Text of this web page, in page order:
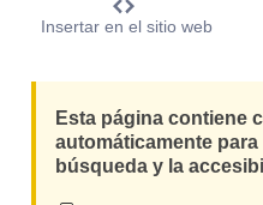
Insertar en el sitio web
Esta página contiene
automáticamente
búsqueda y la